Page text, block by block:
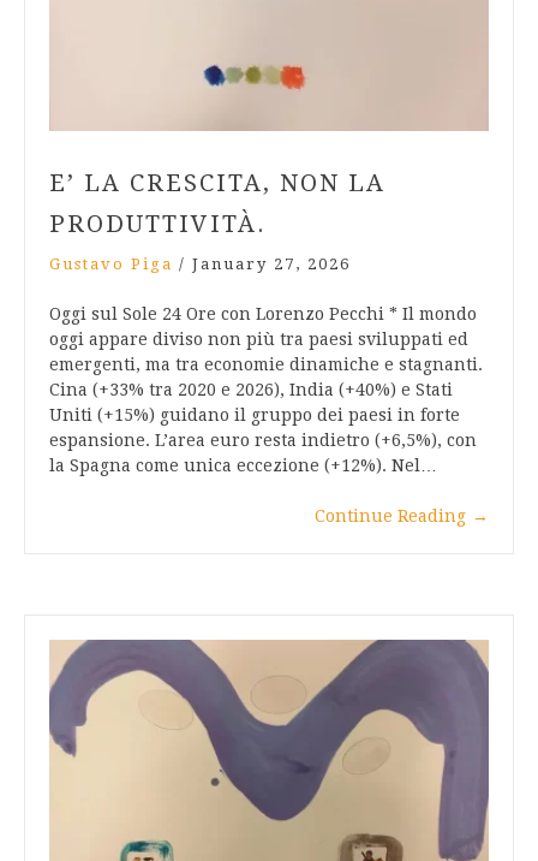
E’ LA CRESCITA, NON LA
PRODUTTIVITÀ.
Gustavo Piga / January 27, 2026
Oggi sul Sole 24 Ore con Lorenzo Pecchi * Il mondo
oggi appare diviso non più tra paesi sviluppati ed
emergenti, ma tra economie dinamiche e stagnanti.
Cina (+33% tra 2020 e 2026), India (+40%) e Stati
Uniti (+15%) guidano il gruppo dei paesi in forte
espansione. L’area euro resta indietro (+6,5%), con
la Spagna come unica eccezione (+12%). Nel…
Continue Reading →